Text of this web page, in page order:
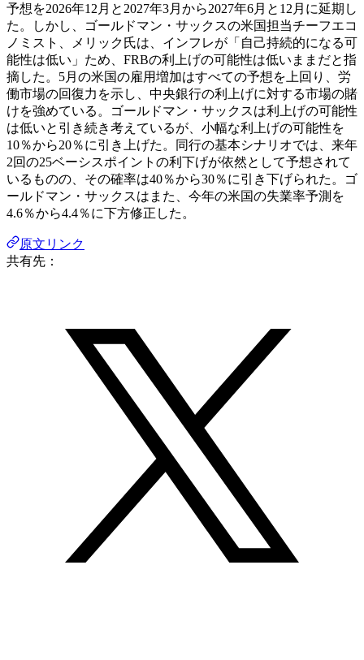
予想を2026年12月と2027年3月から2027年6月と12月に延期し
た。しかし、ゴールドマン・サックスの米国担当チーフエコ
ノミスト、メリック氏は、インフレが「自己持続的になる可
能性は低い」ため、FRBの利上げの可能性は低いままだと指
摘した。5月の米国の雇用増加はすべての予想を上回り、労
働市場の回復力を示し、中央銀行の利上げに対する市場の賭
けを強めている。ゴールドマン・サックスは利上げの可能性
は低いと引き続き考えているが、小幅な利上げの可能性を
10％から20％に引き上げた。同行の基本シナリオでは、来年
2回の25ベーシスポイントの利下げが依然として予想されて
いるものの、その確率は40％から30％に引き下げられた。ゴ
ールドマン・サックスはまた、今年の米国の失業率予測を
4.6％から4.4％に下方修正した。
原文リンク
共有先：